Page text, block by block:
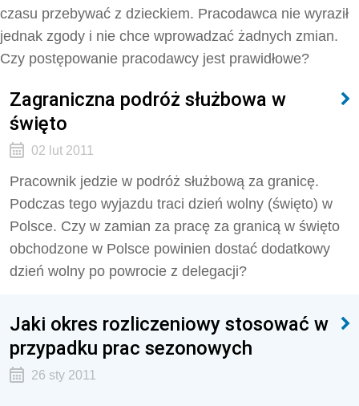
czasu przebywać z dzieckiem. Pracodawca nie wyraził
jednak zgody i nie chce wprowadzać żadnych zmian.
Czy postępowanie pracodawcy jest prawidłowe?
Zagraniczna podróż służbowa w
święto
02 lut 2011
Pracownik jedzie w podróż służbową za granicę.
Podczas tego wyjazdu traci dzień wolny (święto) w
Polsce. Czy w zamian za pracę za granicą w święto
obchodzone w Polsce powinien dostać dodatkowy
dzień wolny po powrocie z delegacji?
Jaki okres rozliczeniowy stosować w
przypadku prac sezonowych
26 sty 2011